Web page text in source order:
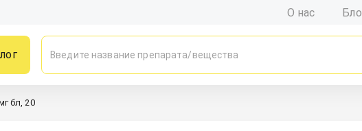
О нас
бл, 20